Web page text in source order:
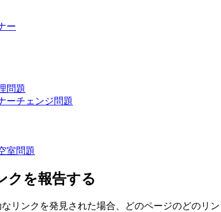
ー
問題
ーチェンジ問題
室問題
クを報告する
リンクを発見された場合、どのページのどのリ